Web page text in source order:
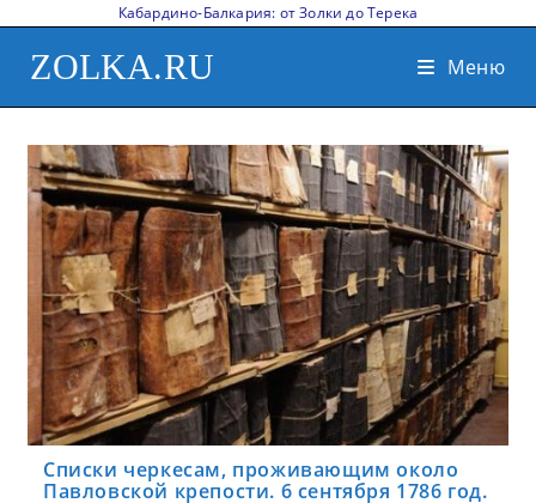
Кабардино-Балкария: от Золки до Терека
ZOLKA.RU Меню
Списки черкесам, проживающим около
Павловской крепости. 6 сентября 1786 год.